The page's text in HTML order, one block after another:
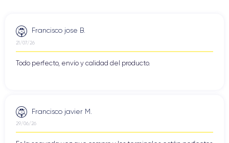
Francisco jose B.
21/07/26
Todo perfecto, envío y calidad del producto.
Francisco javier M.
29/06/26